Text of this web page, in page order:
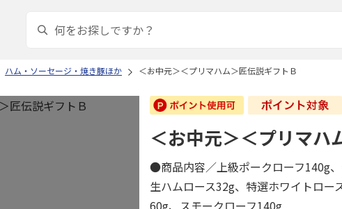
ハム・ソーセージ・焼き豚ほか ＜お中元＞＜プリマハム＞匠伝説ギフトＢ
＜お中元＞＜プリマハ
●商品内容／上級ポークローフ140g
生ハムロース32g、特選ホワイトロー
60g、スモークローフ140g